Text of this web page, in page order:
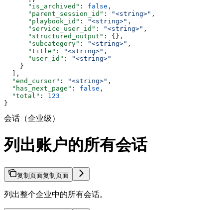
      "is_archived"
: false ,
      "parent_session_id"
: "<string>" ,
      "playbook_id"
: "<string>" ,
      "service_user_id"
: "<string>" ,
      "structured_output"
: {},
      "subcategory"
: "<string>" ,
      "title"
: "<string>" ,
      "user_id"
:
"<string>"
    }
  ],
  "end_cursor"
: "<string>" ,
  "has_next_page"
: false ,
  "total"
: 123
}
会话（企业级）
列出账户的所有会话
复制页面复制页面
列出整个企业中的所有会话。